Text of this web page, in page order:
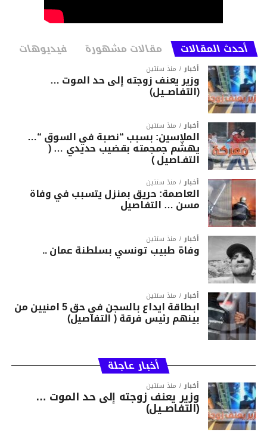
أحدث المقالات مقالات مشهورة فيديوهات
أخبار منذ سنتين
وزير يعنف زوجته إلى حد الموت …
(التفاصــيل)
أخبار منذ سنتين
الملاسين: بسبب “نصبة في السوق “…
يهشّم جمجمته بقضيب حديدي … (
التفـاصيل )
أخبار منذ سنتين
العاصمة: حريق بمنزل يتسبب في وفاة
مسن … التفاصيل
أخبار منذ سنتين
وفاة طبيب تونسي بسلطنة عمان ..
أخبار منذ سنتين
ابطاقة ايداع بالسجن في حق 5 امنيين من
بينهم رئيس فرقة ( التفاصيل)
أخبار عاجلة
أخبار منذ سنتين
وزير يعنف زوجته إلى حد الموت …
(التفاصــيل)